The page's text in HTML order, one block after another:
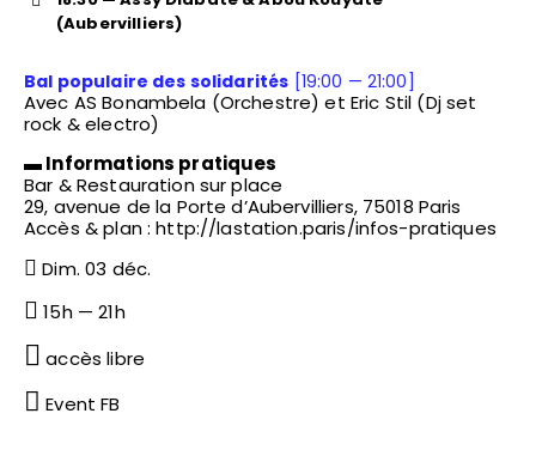
(Aubervilliers)
Bal populaire des solidarités [19:00 — 21:00]
Avec AS Bonambela (Orchestre) et Eric Stil (Dj set
rock & electro)
▬ Informations pratiques
Bar & Restauration sur place
29, avenue de la Porte d’Aubervilliers, 75018 Paris
Accès & plan : http://lastation.paris/infos-pratiques
Dim. 03 déc.
15h — 21h
accès libre
Event FB